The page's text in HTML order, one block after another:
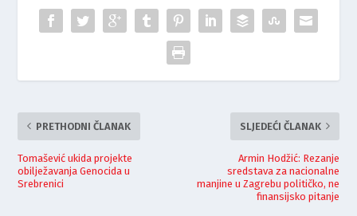
PRETHODNI ČLANAK
Tomašević ukida projekte
obilježavanja Genocida u
Srebrenici
SLJEDEĆI ČLANAK
Armin Hodžić: Rezanje
sredstava za nacionalne
manjine u Zagrebu političko, ne
finansijsko pitanje